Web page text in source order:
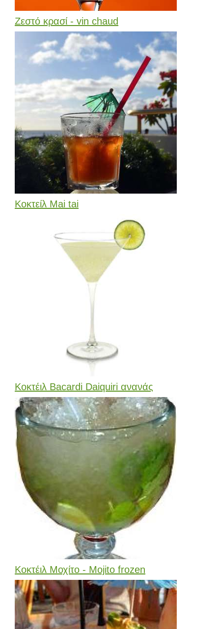
Ζεστό κρασί - vin chaud
Κοκτείλ Mai tai
Κοκτέιλ Bacardi Daiquiri ανανάς
Κοκτέιλ Μοχίτο - Mojito frozen